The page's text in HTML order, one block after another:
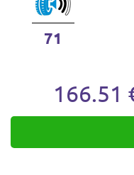
71
166.51